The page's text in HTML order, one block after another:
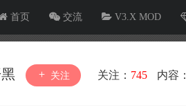
首页 交流 V3.X MOD
关注 关注： 745 内容：